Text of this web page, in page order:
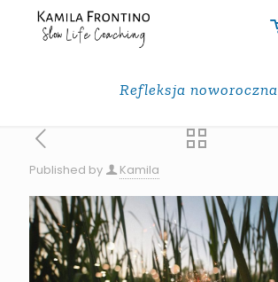
Refleksja noworoczna
Published by Kamila